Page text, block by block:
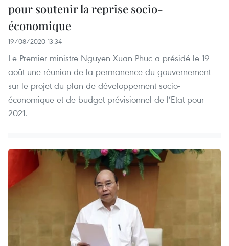
pour soutenir la reprise socio-
économique
19/08/2020 13:34
Le Premier ministre Nguyen Xuan Phuc a présidé le 19
août une réunion de la permanence du gouvernement
sur le projet du plan de développement socio-
économique et de budget prévisionnel de l’Etat pour
2021.